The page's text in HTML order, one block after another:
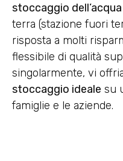
stoccaggio
terra (stazione fuori
risposta a molti
flessibile di qualità
singolarmente, vi
stoccaggio ideale su
famiglie e le aziende.